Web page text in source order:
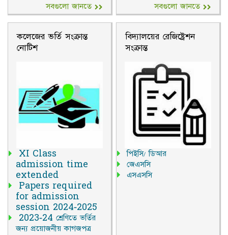
সবগুলো জানতে সবগুলো জানতে
কলেজের ভর্তি সংক্রান্ত
নোটিশ
XI Class
admission time
extended
Papers required
for admission
session 2024-2025
2023-24 শ্রেণিতে ভর্তির
জন্য প্রয়োজনীয় কাগজপত্র
বিদ্যালয়ের রেজিষ্ট্রেশন
সংক্রান্ত
পিইসি/ ডিআর
জেএসসি
এসএসসি